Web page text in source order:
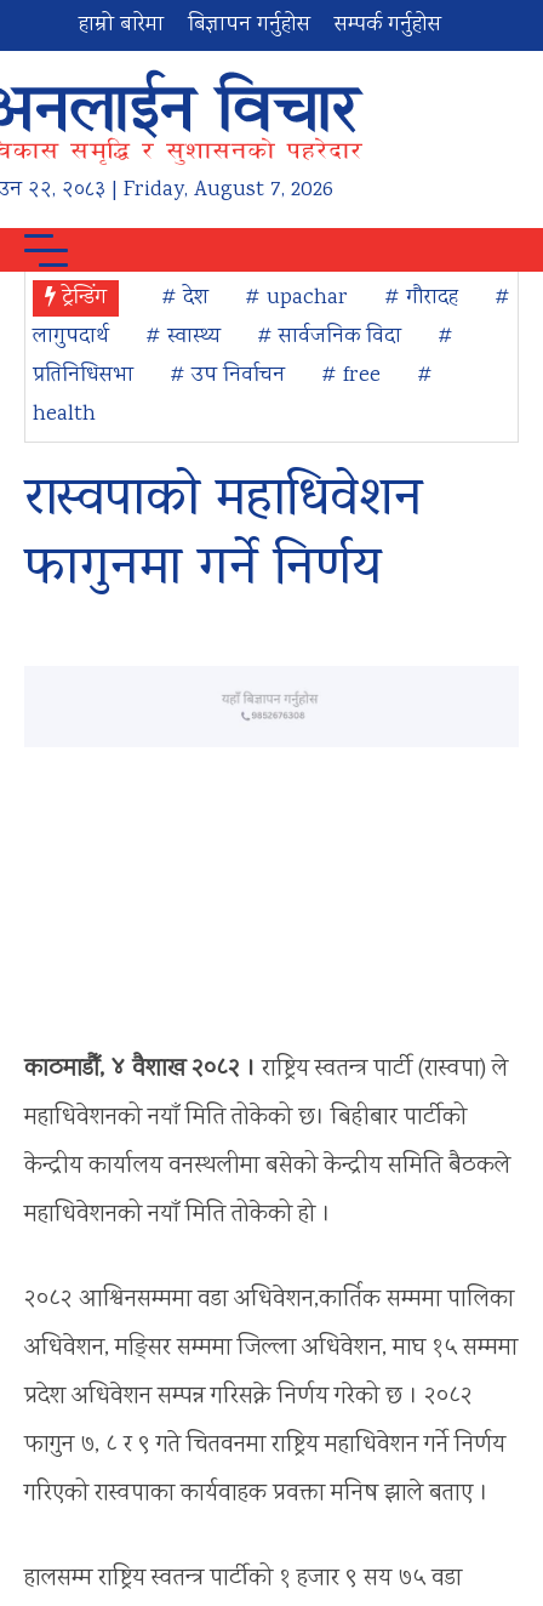
हाम्रो बारेमा बिज्ञापन गर्नुहोस सम्पर्क गर्नुहोस
२२, २०८३ | Friday, August 7, 2026
ट्रेन्डिंग # देश # upachar # गौरादह
#
लागुपदार्थ
# स्वास्थ्य # सार्वजनिक विदा
#
प्रतिनिधिसभा
# उप निर्वाचन # free
#
health
रास्वपाको महाधिवेशन
फागुनमा गर्ने निर्णय
काठमाडौँ, ४ वैशाख २०८२ । राष्ट्रिय स्वतन्त्र पार्टी (रास्वपा) ले
महाधिवेशनको नयाँ मिति तोकेको छ। बिहीबार पार्टीको
केन्द्रीय कार्यालय वनस्थलीमा बसेको केन्द्रीय समिति बैठकले
महाधिवेशनको नयाँ मिति तोकेको हो ।
२०८२ आश्विनसम्ममा वडा अधिवेशन,कार्तिक सम्ममा पालिका
अधिवेशन, मङ्सिर सम्ममा जिल्ला अधिवेशन, माघ १५ सम्ममा
प्रदेश अधिवेशन सम्पन्न गरिसक्ने निर्णय गरेको छ । २०८२
फागुन ७, ८ र ९ गते चितवनमा राष्ट्रिय महाधिवेशन गर्ने निर्णय
गरिएको रास्वपाका कार्यवाहक प्रवक्ता मनिष झाले बताए ।
हालसम्म राष्ट्रिय स्वतन्त्र पार्टीको १ हजार ९ सय ७५ वडा